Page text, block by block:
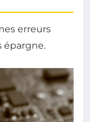
erreurs
épargne.